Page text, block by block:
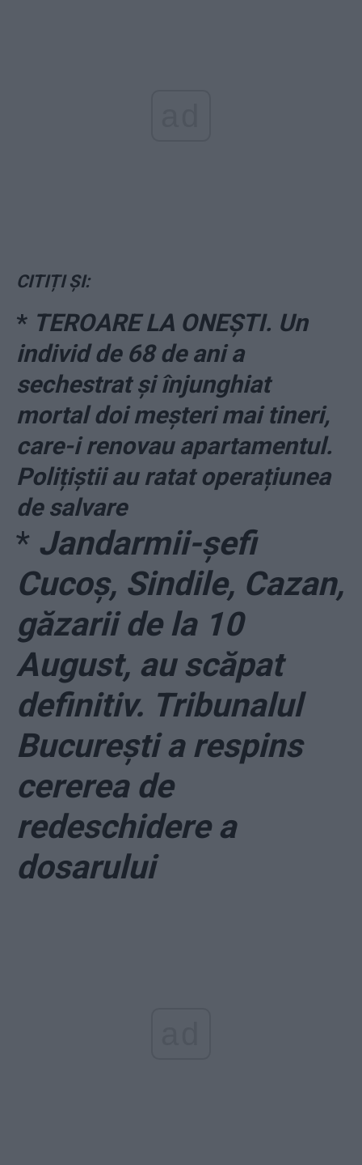
CITIȚI ȘI:
* TEROARE LA ONEȘTI. Un
individ de 68 de ani a
sechestrat și înjunghiat
mortal doi meșteri mai tineri,
care-i renovau apartamentul.
Polițiștii au ratat operațiunea
de salvare
* Jandarmii-șefi
Cucoș, Sindile, Cazan,
găzarii de la 10
August, au scăpat
definitiv. Tribunalul
București a respins
cererea de
redeschidere a
dosarului